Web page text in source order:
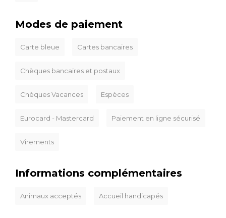
Modes de paiement
Carte bleue Cartes bancaires
Chèques bancaires et postaux
Chèques Vacances Espèces
Eurocard - Mastercard Paiement en ligne sécurisé
Virements
Informations complémentaires
Animaux acceptés Accueil handicapés